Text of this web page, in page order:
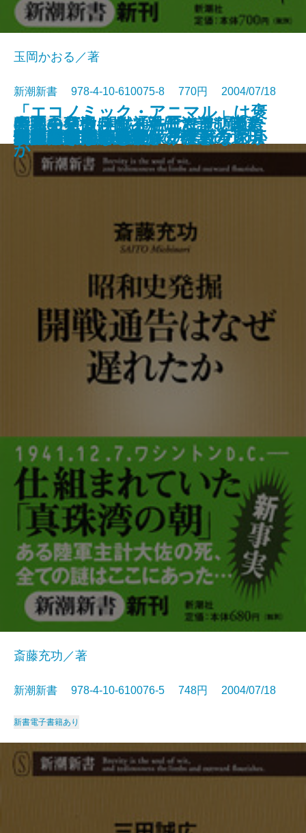
知財戦争
考える短歌―作る手ほどき、読む
技術―
「エコノミック・アニマル」は褒
め言葉だった―誤解と誤訳の近現
代史―
人事異動
さらば歯周病
宮崎アニメの暗号
天職の見つけ方―親子で読む職業
読本―
「ほんもの」のアンティーク家具
牛丼を変えたコメ―北海道「きら
ら397」の挑戦―
タカラジェンヌの太平洋戦争
玉岡かおる／著
新潮新書 978-4-10-610075-8 770円 2004/07/18
新書電子書籍あり
昭和史発掘 開戦通告はなぜ遅れた
か
斎藤充功／著
新潮新書 978-4-10-610076-5 748円 2004/07/18
新書電子書籍あり
団塊老人
怪獣の名はなぜガギグゲゴなのか
中東 迷走の百年史
誤読された万葉集
男の引き際
「挫折しない整理」の極意
朝鮮総連
妻に捧げた1778話
世界中の言語を楽しく学ぶ